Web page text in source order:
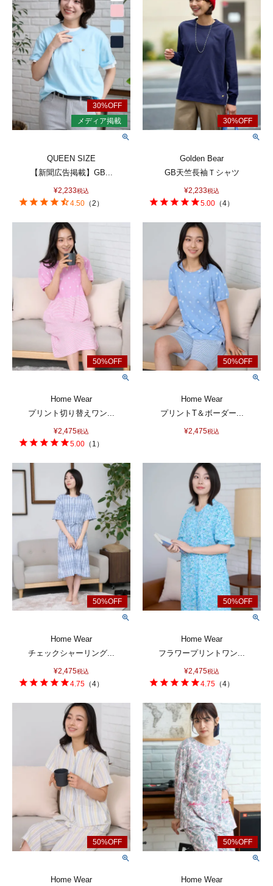
QUEEN SIZE
【新聞広告掲載】GB...
¥2,233税込
4.50 （2 ）
Golden Bear
GB天竺長袖Ｔシャツ
¥2,233税込
5.00 （4）
Home Wear
プリント切り替えワン...
¥2,475税込
5.00 （ 1 ）
Home Wear
プリントT＆ボーダー...
¥2,475税込
Home Wear
チェックシャーリング...
¥2,475税込
4.75 （4）
Home Wear
フラワープリントワン...
¥2,475税込
4.75 （4）
Home Wear
Home Wear